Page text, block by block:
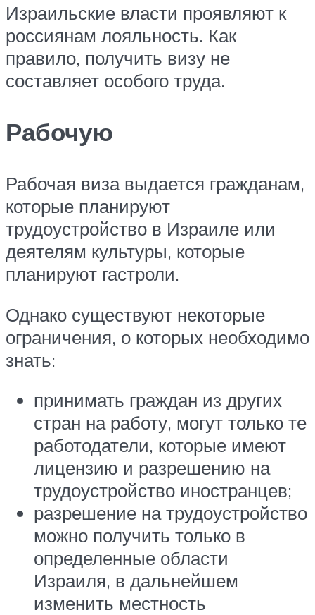
Израильские власти проявляют к
россиянам лояльность. Как
правило, получить визу не
составляет особого труда.
Рабочую
Рабочая виза выдается гражданам,
которые планируют
трудоустройство в Израиле или
деятелям культуры, которые
планируют гастроли.
Однако существуют некоторые
ограничения, о которых необходимо
знать:
принимать граждан из других
стран на работу, могут только те
работодатели, которые имеют
лицензию и разрешению на
трудоустройство иностранцев;
разрешение на трудоустройство
можно получить только в
определенные области
Израиля, в дальнейшем
изменить местность